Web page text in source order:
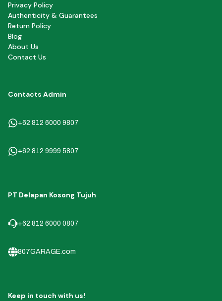
Privacy Policy
Authenticity & Guarantees
Return Policy
Blog
About Us
Contact Us
Contacts Admin
+62 812 6000 9807
+62 812 9999 5807
PT Delapan Kosong Tujuh
+62 812 6000 0807
807GARAGE.com
Keep in touch with us!